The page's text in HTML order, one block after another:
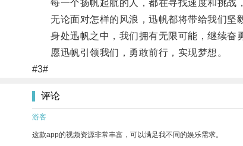
每一个扬帆起航的人，都在寻找速度和挑战，
无论面对怎样的风浪，迅帆都将带给我们坚
身处迅帆之中，我们拥有无限可能，继续奋勇
愿迅帆引领我们，勇敢前行，实现梦想。
#3#
评论
游客
这款app的视频资源非常丰富，可以满足我不同的娱乐需求。